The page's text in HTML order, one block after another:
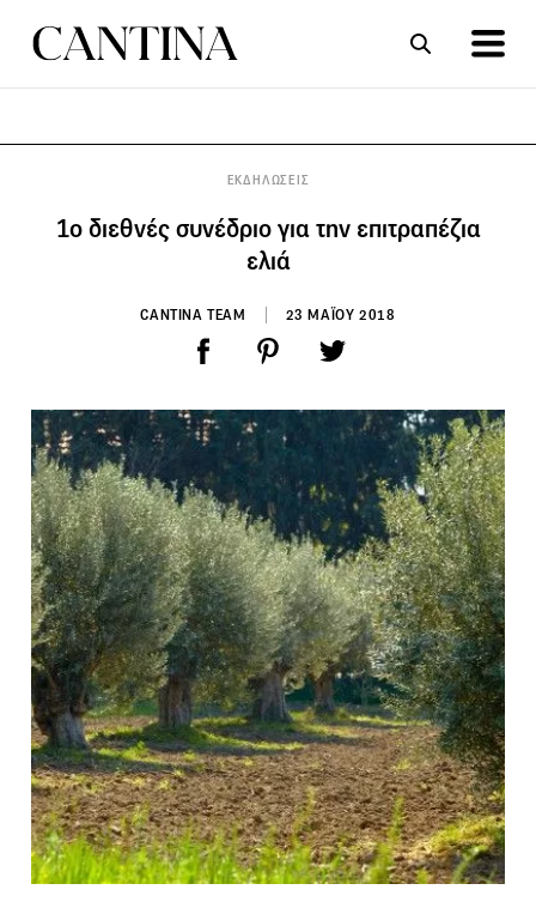
ΕΚΔΗΛΩΣΕΙΣ
1o διεθνές συνέδριο για την επιτραπέζια
ελιά
CANTINA TEAM 23 ΜΑΪΟΥ 2018